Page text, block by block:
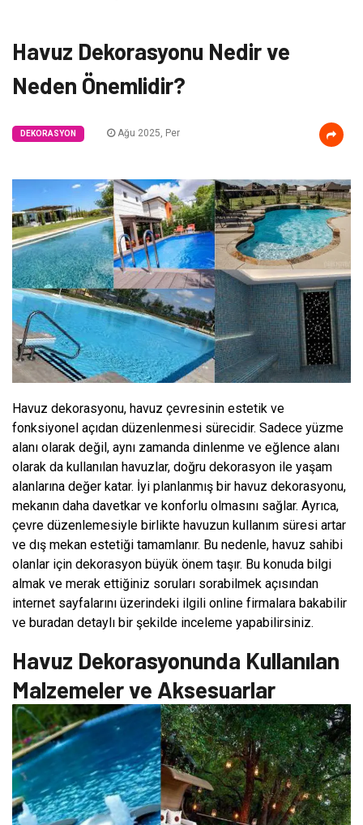
Havuz Dekorasyonu Nedir ve
Neden Önemlidir?
DEKORASYON Ağu 2025, Per
Havuz dekorasyonu, havuz çevresinin estetik ve
fonksiyonel açıdan düzenlenmesi sürecidir. Sadece yüzme
alanı olarak değil, aynı zamanda dinlenme ve eğlence alanı
olarak da kullanılan havuzlar, doğru dekorasyon ile yaşam
alanlarına değer katar. İyi planlanmış bir havuz dekorasyonu,
mekanın daha davetkar ve konforlu olmasını sağlar. Ayrıca,
çevre düzenlemesiyle birlikte havuzun kullanım süresi artar
ve dış mekan estetiği tamamlanır. Bu nedenle, havuz sahibi
olanlar için dekorasyon büyük önem taşır. Bu konuda bilgi
almak ve merak ettiğiniz soruları sorabilmek açısından
internet sayfalarını üzerindeki ilgili online firmalara bakabilir
ve buradan detaylı bir şekilde inceleme yapabilirsiniz.
Havuz Dekorasyonunda Kullanılan
Malzemeler ve Aksesuarlar